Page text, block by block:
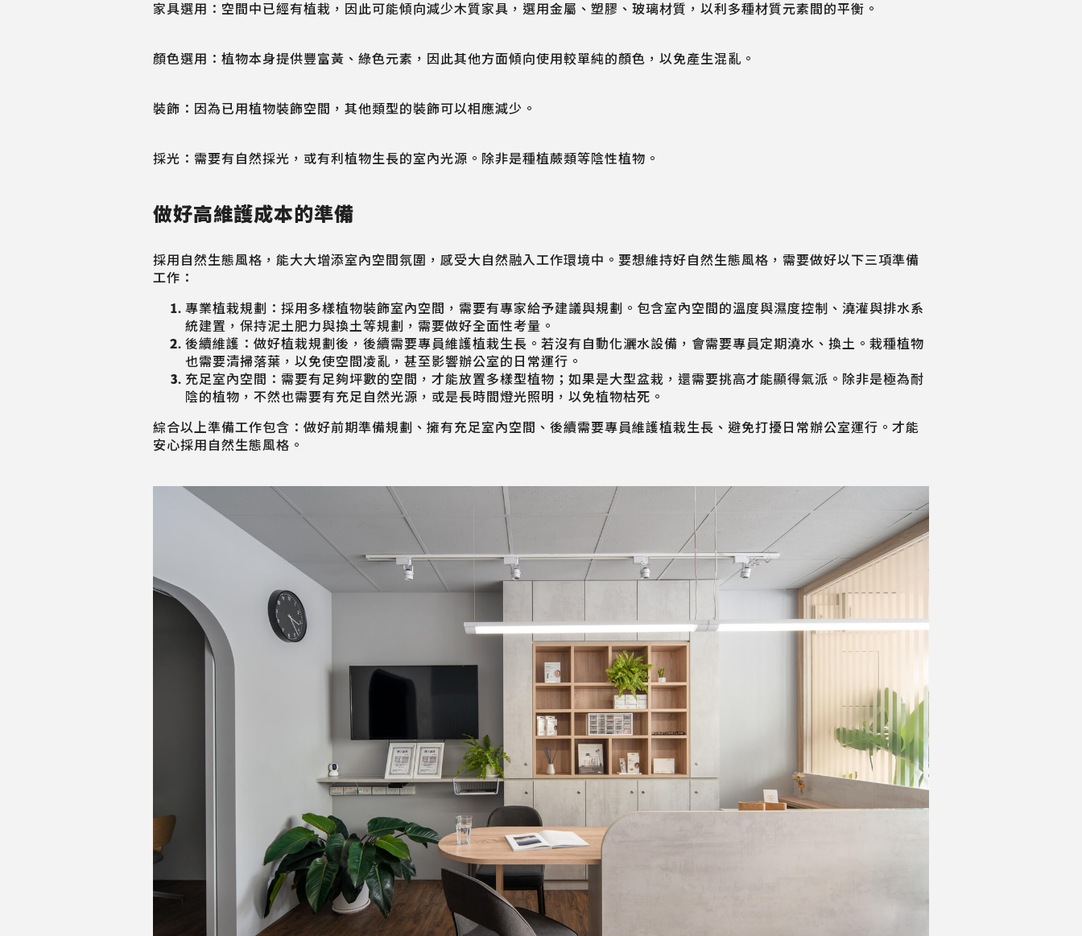
家具選用：空間中已經有植栽，因此可能傾向減少木質家具，選用金屬、塑膠、玻璃材質，以利多種材質元素間的平衡。
顏色選用：植物本身提供豐富黃、綠色元素，因此其他方面傾向使用較單純的顏色，以免產生混亂。
裝飾：因為已用植物裝飾空間，其他類型的裝飾可以相應減少。
採光：需要有自然採光，或有利植物生長的室內光源。除非是種植蕨類等陰性植物。
做好高維護成本的準備
採用自然生態風格，能大大增添室內空間氛圍，感受大自然融入工作環境中。要想維持好自然生態風格，需要做好以下三項準備
工作：
專業植栽規劃：採用多樣植物裝飾室內空間，需要有專家給予建議與規劃。包含室內空間的溫度與濕度控制、澆灌與排水系
統建置，保持泥土肥力與換土等規劃，需要做好全面性考量。
後續維護：做好植栽規劃後，後續需要專員維護植栽生長。若沒有自動化灑水設備，會需要專員定期澆水、換土。栽種植物
也需要清掃落葉，以免使空間凌亂，甚至影響辦公室的日常運行。
充足室內空間：需要有足夠坪數的空間，才能放置多樣型植物；如果是大型盆栽，還需要挑高才能顯得氣派。除非是極為耐
陰的植物，不然也需要有充足自然光源，或是長時間燈光照明，以免植物枯死。
綜合以上準備工作包含：做好前期準備規劃、擁有充足室內空間、後續需要專員維護植栽生長、避免打擾日常辦公室運行。才能
安心採用自然生態風格。